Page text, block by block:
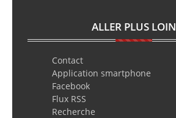
ALLER PLUS LOIN
Contact
Application smartphone
Facebook
Flux RSS
Recherche